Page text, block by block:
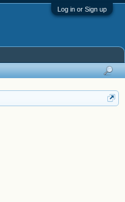
Log in or Sign up